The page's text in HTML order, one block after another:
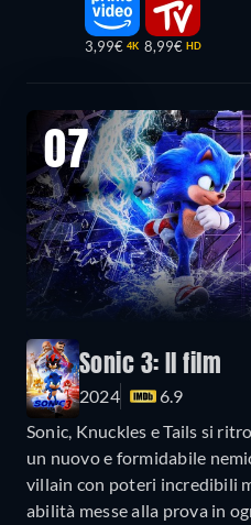
3,99€ 4K 8,99€ HD
07
Sonic 3: Il film
2024
6.9
Sonic, Knuckles e Tails si
un nuovo e formidabile
villain con poteri incredibili
abilità messe alla prova in